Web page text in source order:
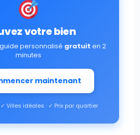
votre bien
personnalisé gratuit en 2
minutes
maintenant
✓ Villes idéales · ✓ Prix par quartier